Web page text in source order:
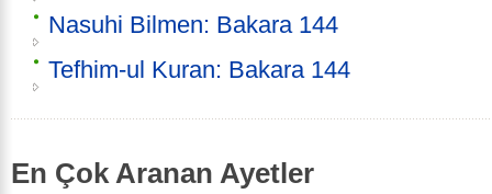
Nasuhi Bilmen: Bakara 144
Tefhim-ul Kuran: Bakara 144
En Çok Aranan Ayetler